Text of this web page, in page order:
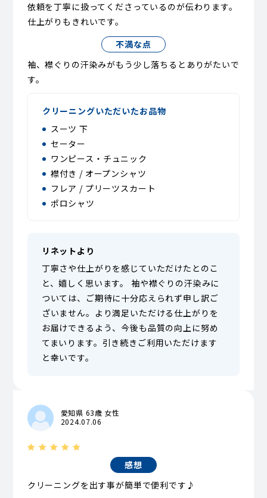
依頼を丁寧に扱ってくださっているのが伝わります。
仕上がりもきれいです。
不満な点
袖、襟ぐりの汗染みがもう少し落ちるとありがたいで
す。
クリーニングいただいたお品物
スーツ 下
セーター
ワンピース・チュニック
襟付き / オープンシャツ
フレア / プリーツスカート
ポロシャツ
リネットより
丁寧さや仕上がりを感じていただけたとのこ
と、嬉しく思います。 袖や襟ぐりの汗染みに
ついては、ご期待に十分応えられず申し訳ご
ざいません。より満足いただける仕上がりを
お届けできるよう、今後も品質の向上に努め
てまいります。引き続きご利用いただけます
と幸いです。
愛知県 63歳 女性
2024.07.06
感想
クリーニングを出す事が簡単で便利です♪